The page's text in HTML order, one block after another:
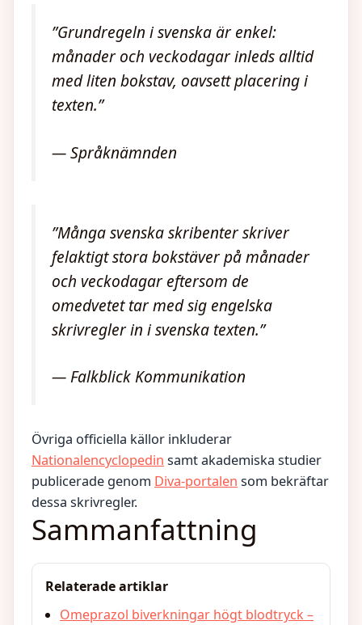
”Grundregeln i svenska är enkel:
månader och veckodagar inleds alltid
med liten bokstav, oavsett placering i
texten.”
— Språknämnden
”Många svenska skribenter skriver
felaktigt stora bokstäver på månader
och veckodagar eftersom de
omedvetet tar med sig engelska
skrivregler in i svenska texten.”
— Falkblick Kommunikation
Övriga officiella källor inkluderar
Nationalencyclopedin samt akademiska studier
publicerade genom Diva-portalen som bekräftar
dessa skrivregler.
Sammanfattning
Relaterade artiklar
Omeprazol biverkningar högt blodtryck –